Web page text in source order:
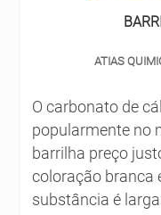
Estocagem: o
fechada é
descartado de
preservação ao
essencial;
limpos com uma
água para a
ATIAS
O carbonato de
popularmente no
barrilha preço
coloração branca
substância é